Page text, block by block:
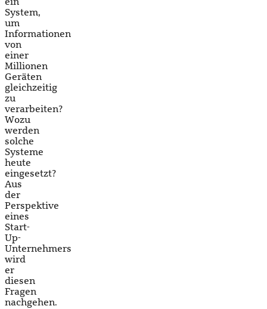
System,
um
Informationen
von
einer
Millionen
Geräten
gleichzeitig
zu
verarbeiten?
Wozu
werden
solche
Systeme
heute
eingesetzt?
Aus
der
Perspektive
eines
Start-
Up-
Unternehmers
wird
er
diesen
Fragen
nachgehen.